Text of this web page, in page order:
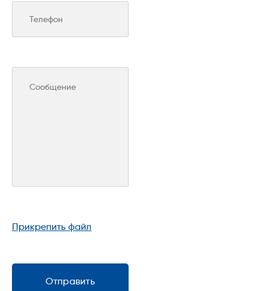
2. Полоса оцинкованная
Прикрепить файл
Отправить